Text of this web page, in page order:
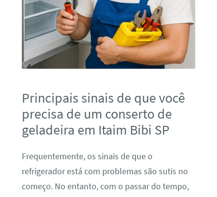
Principais sinais de que você
precisa de um conserto de
geladeira em Itaim Bibi SP
Frequentemente, os sinais de que o
refrigerador está com problemas são sutis no
começo. No entanto, com o passar do tempo,